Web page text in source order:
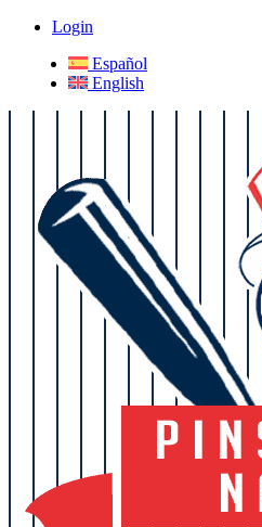
Login
Español
English